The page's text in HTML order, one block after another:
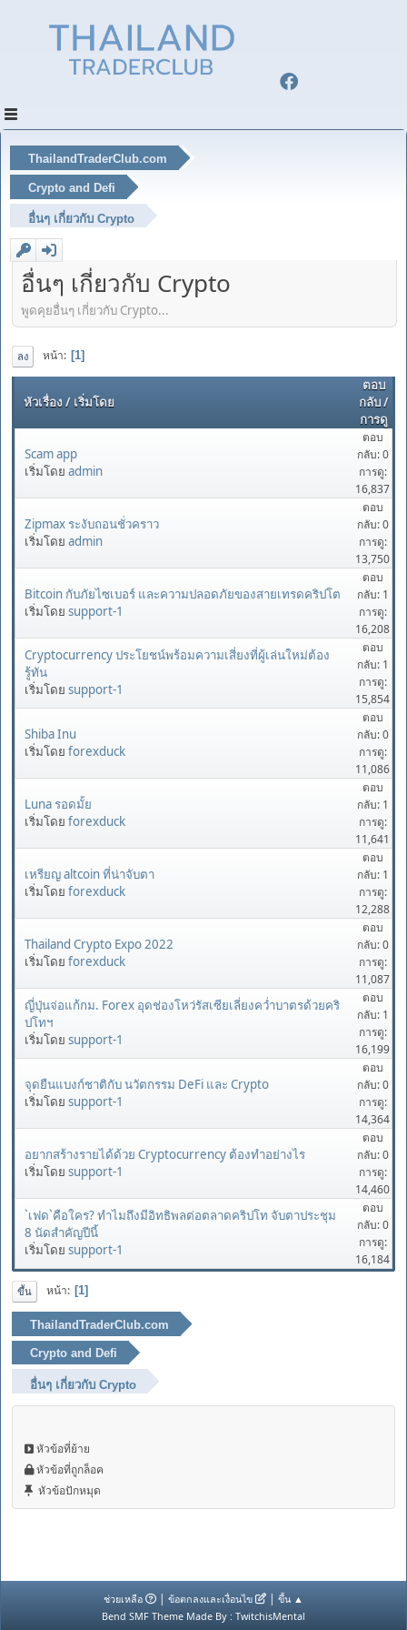
ThailandTraderClub.com
Crypto and Defi
อื่นๆ เกี่ยวกับ Crypto
อื่นๆ เกี่ยวกับ Crypto
พูดคุยอื่นๆ เกี่ยวกับ Crypto...
ลง หน้า 1
หัวเรื่อง/ เริ่มโดย
ตอบ
กลับ/
การดู
Scam app
เริ่มโดย admin
ตอบ
กลับ: 0
การดู:
16,837
Zipmax ระงับถอนชั่วคราว
เริ่มโดย admin
ตอบ
กลับ: 0
การดู:
13,750
Bitcoin กับภัยไซเบอร์ และความปลอดภัยของสายเทรดคริปโต
เริ่มโดย support-1
ตอบ
กลับ: 1
การดู:
16,208
Cryptocurrency ประโยชน์พร้อมความเสี่ยงที่ผู้เล่นใหม่ต้อง
รู้ทัน
เริ่มโดย support-1
ตอบ
กลับ: 1
การดู:
15,854
Shiba Inu
เริ่มโดย forexduck
ตอบ
กลับ: 0
การดู:
11,086
Luna รอดมั้ย
เริ่มโดย forexduck
ตอบ
กลับ: 1
การดู:
11,641
เหรียญ altcoin ที่น่าจับตา
เริ่มโดย forexduck
ตอบ
กลับ: 1
การดู:
12,288
Thailand Crypto Expo 2022
เริ่มโดย forexduck
ตอบ
กลับ: 0
การดู:
11,087
ญี่ปุ่นจ่อแก้กม. Forex อุดช่องโหว่รัสเซียเลี่ยงคว่ำบาตรด้วยคริ
ปโทฯ
เริ่มโดย support-1
ตอบ
กลับ: 1
การดู:
16,199
จุดยืนแบงก์ชาติกับ นวัตกรรม DeFi และ Crypto
เริ่มโดย support-1
ตอบ
กลับ: 0
การดู:
14,364
อยากสร้างรายได้ด้วย Cryptocurrency ต้องทำอย่างไร
เริ่มโดย support-1
ตอบ
กลับ: 0
การดู:
14,460
`เฟด`คือใคร? ทำไมถึงมีอิทธิพลต่อตลาดคริปโท จับตาประชุม
8 นัดสำคัญปีนี้
เริ่มโดย support-1
ตอบ
กลับ: 0
การดู:
16,184
ขึ้น หน้า 1
ThailandTraderClub.com
Crypto and Defi
อื่นๆ เกี่ยวกับ Crypto
หัวข้อที่ย้าย
หัวข้อที่ถูกล็อค
หัวข้อปักหมุด
ช่วยเหลือ | ข้อตกลงและเงื่อนไข | ขึ้น ▲
Bend SMF Theme Made By : TwitchisMental